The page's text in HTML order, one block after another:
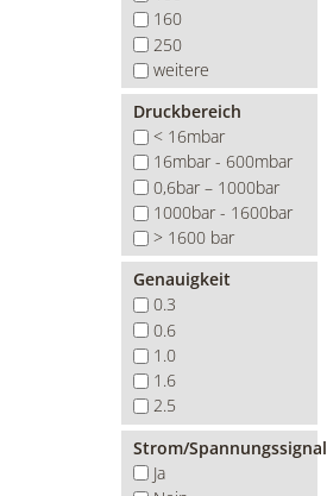
160
250
weitere
Druckbereich
< 16mbar
16mbar - 600mbar
0,6bar – 1000bar
1000bar - 1600bar
> 1600 bar
Genauigkeit
0.3
0.6
1.0
1.6
2.5
Strom/Spannungssignal
Ja